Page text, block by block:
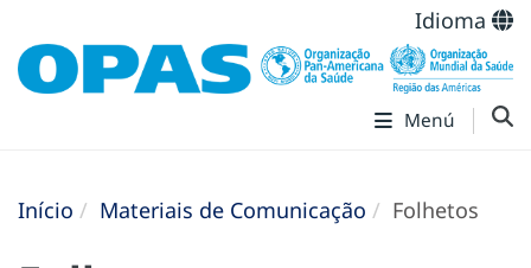
Idioma
Menú
Início Materiais de Comunicação Folhetos